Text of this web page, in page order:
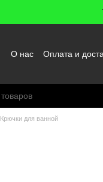
О нас Оплата и
Крючки для ванной